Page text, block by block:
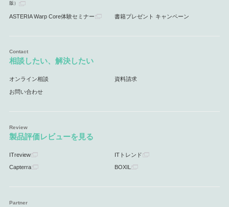
版）
ASTERIA Warp Core体験セミナー 書籍プレゼント キャンペーン
相談したい、解決したい
オンライン相談 資料請求
お問い合わせ
製品評価レビューを見る
ITreview ITトレンド
Capterra BOXIL